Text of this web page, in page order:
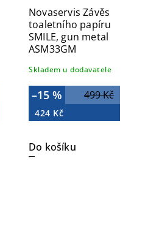
Novaservis Závěs
toaletního papíru
SMILE, gun metal
ASM33GM
Skladem u dodavatele
499 Kč
–15 %
424 Kč
Do košíku